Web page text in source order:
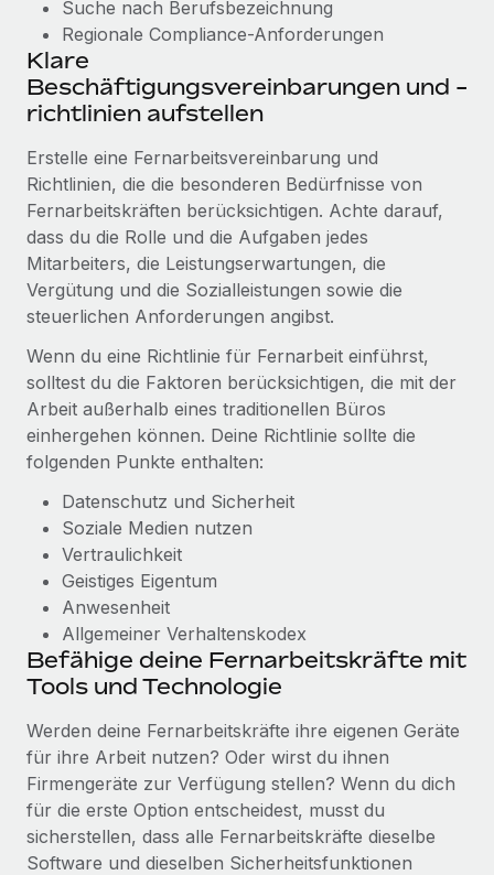
Suche nach Berufsbezeichnung
Regionale Compliance-Anforderungen
Klare
Beschäftigungsvereinbarungen und -
richtlinien aufstellen
Erstelle eine Fernarbeitsvereinbarung und
Richtlinien, die die besonderen Bedürfnisse von
Fernarbeitskräften berücksichtigen. Achte darauf,
dass du die Rolle und die Aufgaben jedes
Mitarbeiters, die Leistungserwartungen, die
Vergütung und die Sozialleistungen sowie die
steuerlichen Anforderungen angibst.
Wenn du eine Richtlinie für Fernarbeit einführst,
solltest du die Faktoren berücksichtigen, die mit der
Arbeit außerhalb eines traditionellen Büros
einhergehen können. Deine Richtlinie sollte die
folgenden Punkte enthalten:
Datenschutz und Sicherheit
Soziale Medien nutzen
Vertraulichkeit
Geistiges Eigentum
Anwesenheit
Allgemeiner Verhaltenskodex
Befähige deine Fernarbeitskräfte mit
Tools und Technologie
Werden deine Fernarbeitskräfte ihre eigenen Geräte
für ihre Arbeit nutzen? Oder wirst du ihnen
Firmengeräte zur Verfügung stellen? Wenn du dich
für die erste Option entscheidest, musst du
sicherstellen, dass alle Fernarbeitskräfte dieselbe
Software und dieselben Sicherheitsfunktionen